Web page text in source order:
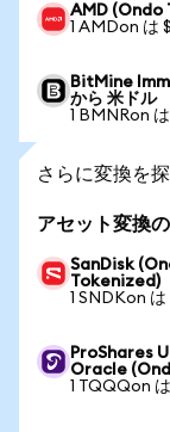
AMD (Ondo
1 AMDon は
BitMine
から 米ドル
1 BMNRon
さらに変換を
アセット変換
SanDisk
Tokenized)
1 SNDKon
ProShares
Oracle
1 TQQQon